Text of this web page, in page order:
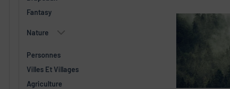
Fantasy
Nature
Personnes
Villes Et Villages
Agriculture